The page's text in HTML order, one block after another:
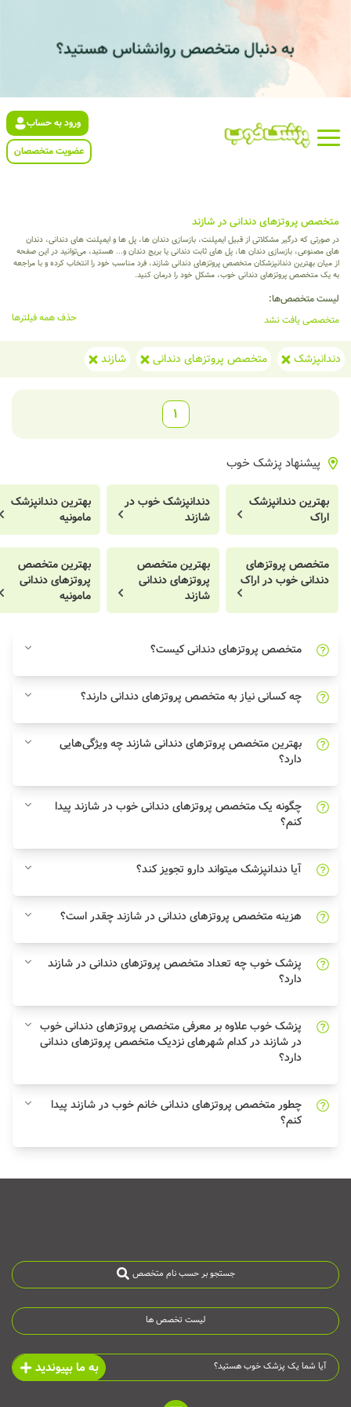
ورود به حساب
عضویت متخصصان
متخصص پروتزهای دندانی در شازند
در صورتی که درگیر مشکلاتی از قبیل ایمپلنت، بازسازی دندان ها، پل ها و ایمپلنت های دندانی، دندان
های مصنوعی، بازسازی دندان ها، پل های ثابت دندانی یا بریج دندان و... هستید، می‌توانید در این صفحه
از میان بهترین دندانپزشکان متخصص پروتزهای دندانی شازند، فرد مناسب خود را انتخاب کرده و با مراجعه
به یک متخصص پروتزهای دندانی خوب، مشکل خود را درمان کنید.
لیست متخصص‌ها:
متخصصی یافت نشد
حذف همه فیلترها
دندانپزشک متخصص پروتزهای دندانی شازند
1
پیشنهاد پزشک خوب
بهترین دندانپزشک
اراک
دندانپزشک خوب در
شازند
بهترین دندانپزشک
مامونیه
متخصص پروتزهای
دندانی خوب در اراک
بهترین متخصص
پروتزهای دندانی
شازند
بهترین متخصص
پروتزهای دندانی
مامونیه
متخصص پروتزهای دندانی کیست؟
چه کسانی نیاز به متخصص پروتزهای دندانی دارند؟
بهترین متخصص پروتزهای دندانی شازند چه ویژگی‌هایی
دارد؟
چگونه یک متخصص پروتزهای دندانی خوب در شازند پیدا
کنم؟
آیا دندانپزشک میتواند دارو تجویز کند؟
هزینه متخصص پروتزهای دندانی در شازند چقدر است؟
پزشک خوب چه تعداد متخصص پروتزهای دندانی در شازند
دارد؟
پزشک خوب علاوه بر معرفی متخصص پروتزهای دندانی خوب
در شازند در کدام شهرهای نزدیک متخصص پروتزهای دندانی
دارد؟
چطور متخصص پروتزهای دندانی خانم خوب در شازند پیدا
کنم؟
جستجو بر حسب نام متخصص
لیست تخصص ها
آیا شما یک پزشک خوب هستید؟ به ما بپیوندید